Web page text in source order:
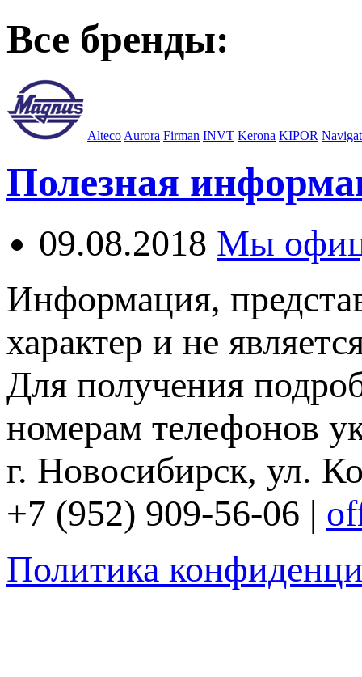
Все бренды:
Alteco Aurora Firman INVT Kerona KIPOR
Полезная
09.08.2018 Мы
Информация,
характер и не
Для получения
номерам телефонов
г. Новосибирск, ул.
+7 (952) 909-56-06 |
Политика